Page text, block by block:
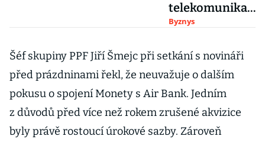
telekomunikač
ních službách
arabských
emirátů
Byznys
Šéf skupiny PPF Jiří Šmejc při setkání s novináři
před prázdninami řekl, že neuvažuje o dalším
pokusu o spojení Monety s Air Bank. Jedním
z důvodů před více než rokem zrušené akvizice
byly právě rostoucí úrokové sazby. Zároveň